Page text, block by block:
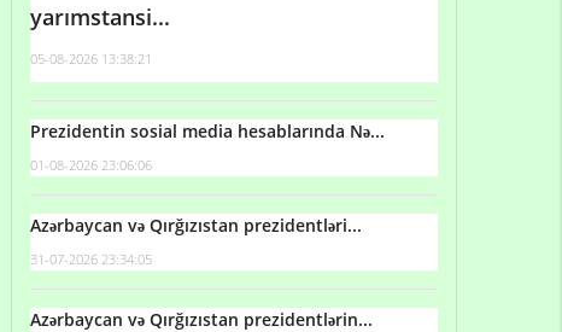
yarımstansi...
05-08-2026 13:38:21
Prezidentin sosial media hesablarında Nə...
01-08-2026 23:06:06
Azərbaycan və Qırğızıstan prezidentləri...
31-07-2026 23:34:05
Azərbaycan və Qırğızıstan prezidentlərin...